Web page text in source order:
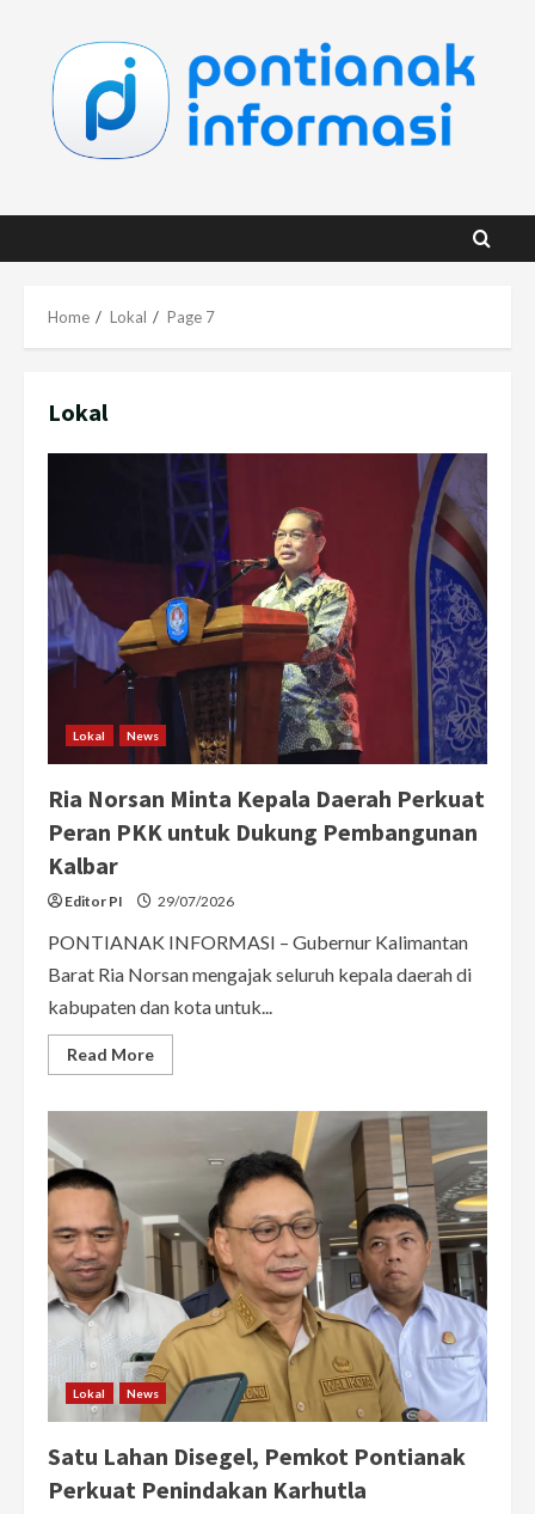
content
Home Lokal Page 7
Lokal
Lokal News
Ria Norsan Minta Kepala Daerah Perkuat
Peran PKK untuk Dukung Pembangunan
Kalbar
Editor PI 29/07/2026
PONTIANAK INFORMASI – Gubernur Kalimantan
Barat Ria Norsan mengajak seluruh kepala daerah di
kabupaten dan kota untuk...
Read MoreRead
more
Daerah
Perkuat
PKK
untuk
Dukung
Pembangunan
Kalbar
Lokal News
Satu Lahan Disegel, Pemkot Pontianak
Perkuat Penindakan Karhutla